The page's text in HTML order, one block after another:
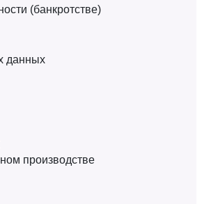
(банкротстве)
данных
производстве